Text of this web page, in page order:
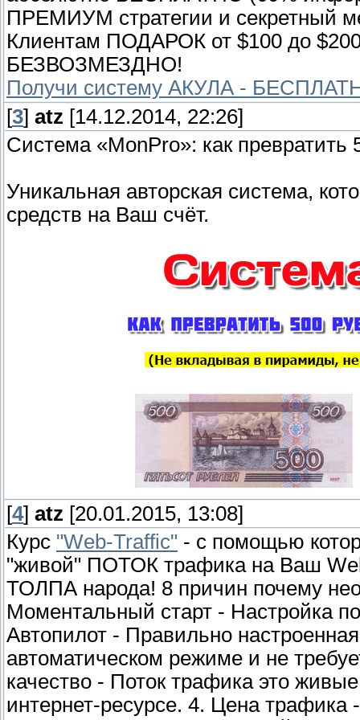
ПРЕМИУМ стратегии и секретный
Клиентам ПОДАРОК от $100 до
БЕЗВОЗМЕЗДНО!
Получи систему АКУЛА -
[3] atz [14.12.2014, 22:26]
Система «MonPro»: как
Уникальная авторская система,
средств на Ваш счёт.
[4] atz [20.01.2015, 13:08]
Курс "Web-Traffic" - с помощью
"живой" ПОТОК трафика на Ваш
ТОЛПА народа! 8 причин почему
Моментальный старт - Настройка
Автопилот - Правильно
автоматическом режиме и не
качество - Поток трафика это
интернет-ресурсе. 4. Цена трафика